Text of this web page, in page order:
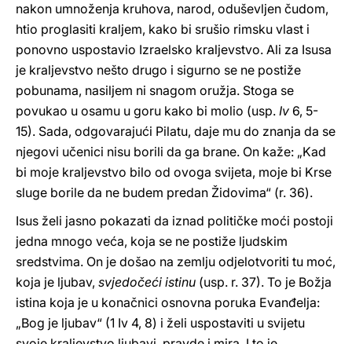
nakon umnoženja kruhova, narod, oduševljen čudom,
htio proglasiti kraljem, kako bi srušio rimsku vlast i
ponovno uspostavio Izraelsko kraljevstvo. Ali za Isusa
je kraljevstvo nešto drugo i sigurno se ne postiže
pobunama, nasiljem ni snagom oružja. Stoga se
povukao u osamu u goru kako bi molio (usp. Iv 6, 5-
15). Sada, odgovarajući Pilatu, daje mu do znanja da se
njegovi učenici nisu borili da ga brane. On kaže: „Kad
bi moje kraljevstvo bilo od ovoga svijeta, moje bi Krse
sluge borile da ne budem predan Židovima“ (r. 36).
Isus želi jasno pokazati da iznad političke moći postoji
jedna mnogo veća, koja se ne postiže ljudskim
sredstvima. On je došao na zemlju odjelotvoriti tu moć,
koja je ljubav, svjedočeći istinu (usp. r. 37). To je Božja
istina koja je u konačnici osnovna poruka Evanđelja:
„Bog je ljubav“ (1 Iv 4, 8) i želi uspostaviti u svijetu